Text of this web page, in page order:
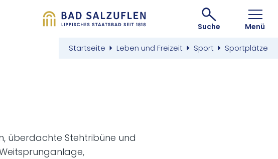
Suche Menü
Startseite Leben und Freizeit Sport Sportplätze
überdachte Stehtribüne und